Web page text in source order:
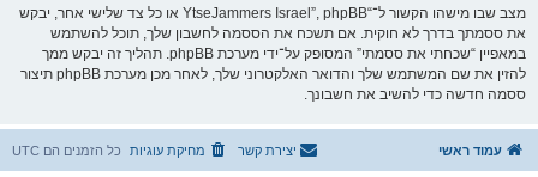
מצב שבו מישהו הקשור ל־“YtseJammers Israel”, phpBB או כל צד שלישי אחר, יבקש
את ססמתך בדרך לא חוקית. אם תשכח את הססמה לחשבון שלך, תוכל להשתמש
במאפיין “שכחתי את ססמתי” המסופק על־ידי מערכת phpBB. תהליך זה יבקש ממך
להזין את שם המשתמש שלך והדואר האלקטרוני שלך, לאחר מכן מערכת phpBB תיצור
ססמה חדשה כדי להשיב את חשבונך.
עמוד ראשי כל הזמנים הם UTC מחיקת עוגיות יצירת קשר